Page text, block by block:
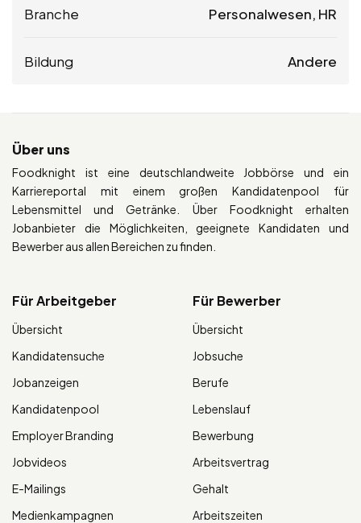
Branche Personalwesen, HR
Bildung Andere
Über uns
Foodknight ist eine deutschlandweite Jobbörse und ein
Karriereportal mit einem großen Kandidatenpool für
Lebensmittel und Getränke. Über Foodknight erhalten
Jobanbieter die Möglichkeiten, geeignete Kandidaten und
Bewerber aus allen Bereichen zu finden.
Für Arbeitgeber
Übersicht
Kandidatensuche
Jobanzeigen
Kandidatenpool
Employer Branding
Jobvideos
E-Mailings
Medienkampagnen
Für Bewerber
Übersicht
Jobsuche
Berufe
Lebenslauf
Bewerbung
Arbeitsvertrag
Gehalt
Arbeitszeiten